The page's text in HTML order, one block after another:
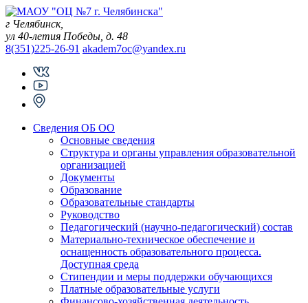
Skip
to
content
г Челябинск,
ул 40-летия Победы, д. 48
8(351)225-26-91 akadem7oc@yandex.ru
Сведения ОБ ОО
Основные сведения
Структура и органы управления образовательной
организацией
Документы
Образование
Образовательные стандарты
Руководство
Педагогический (научно-педагогический) состав
Материально-техническое обеспечение и
оснащенность образовательного процесса.
Доступная среда
Стипендии и меры поддержки обучающихся
Платные образовательные услуги